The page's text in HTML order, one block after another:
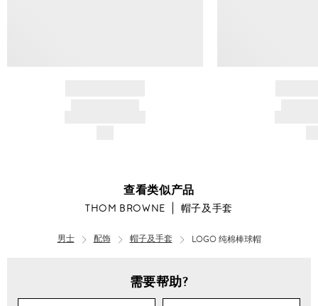
查看类似产品
THOM BROWNE 帽子及手套
男士 配饰 帽子及手套 LOGO 纯棉棒球帽
需要帮助?